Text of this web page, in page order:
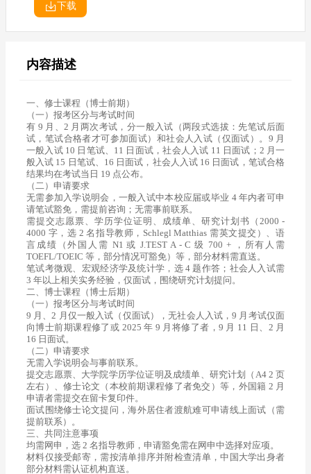
下载
内容描述
一、修士课程（博士前期）
（一）报考区分与考试时间
有 9 月、2 月两次考试，分一般入试（两段式选拔：先笔试后面
试，笔试合格者才可参加面试）和社会人入试（仅面试）。9 月
一般入试 10 日笔试、11 日面试，社会人入试 11 日面试；2 月一
般入试 15 日笔试、16 日面试，社会人入试 16 日面试，笔试合格
结果均在考试当日 19 点公布。
（二）申请要求
无需参加入学说明会，一般入试中本校应届或毕业 4 年内者可申
请笔试豁免，需提前咨询；无需事前联系。
需提交志愿票、学历学位证明、成绩单、研究计划书（2000 -
4000 字，选 2 名指导教师，Schlegl Matthias 需英文提交）、语
言成绩（外国人需 N1 或 J.TEST A - C 级 700 + ，所有人需
TOEFL/TOEIC 等，部分情况可豁免）等，部分材料需直送。
笔试考微观、宏观经济学及统计学，选 4 题作答；社会人入试需
3 年以上相关实务经验，仅面试，围绕研究计划提问。
二、博士课程（博士后期）
（一）报考区分与考试时间
9 月、2 月仅一般入试（仅面试），无社会人入试，9 月考试仅面
向博士前期课程修了或 2025 年 9 月将修了者，9 月 11 日、2 月
16 日面试。
（二）申请要求
无需入学说明会与事前联系。
提交志愿票、大学院学历学位证明及成绩单、研究计划（A4 2 页
左右）、修士论文（本校前期课程修了者免交）等，外国籍 2 月
申请者需提交在留卡复印件。
面试围绕修士论文提问，海外居住者渡航难可申请线上面试（需
提前联系）。
三、共同注意事项
均需网申，选 2 名指导教师，申请豁免需在网申中选择对应项。
材料仅接受邮寄，需按清单排序并附检查清单，中国大学出身者
部分材料需认证机构直送。